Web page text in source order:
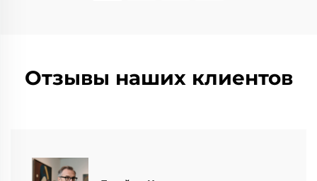
Отзывы наших клиентов